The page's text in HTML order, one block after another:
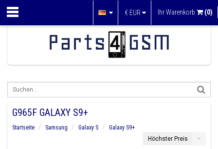
€ EUR Ihr Warenkorb (0)
G965F GALAXY S9+
Startseite Samsung Galaxy S
Galaxy S9+
Höchster Preis